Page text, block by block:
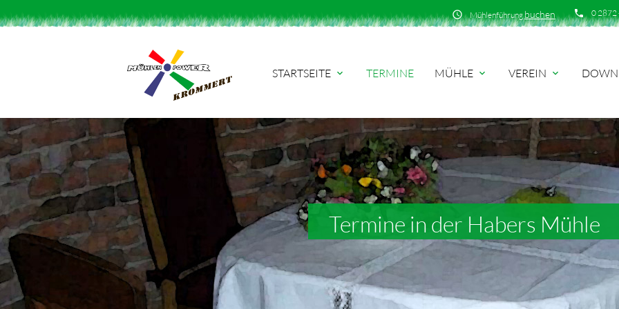
phone 0 2872
schedule Mühlenführungbuchen
STARTSEITE expand_more TERMINE MÜHLE expand_more VEREIN expand_more
Suchbegriffe
Termine in der Habers Mühle